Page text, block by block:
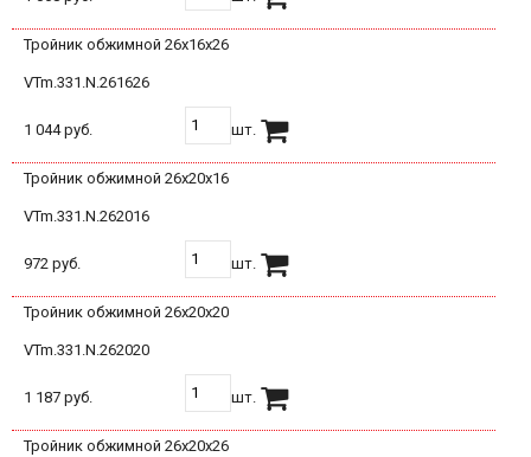
Тройник обжимной 26х16х26
VTm.331.N.261626
1 044 руб. шт.
Тройник обжимной 26х20х16
VTm.331.N.262016
972 руб. шт.
Тройник обжимной 26х20х20
VTm.331.N.262020
1 187 руб. шт.
Тройник обжимной 26х20х26